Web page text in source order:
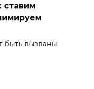
ставим
быть вызваны